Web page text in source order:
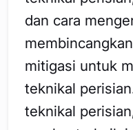
dan cara
mitigasi untuk
teknikal
teknikal